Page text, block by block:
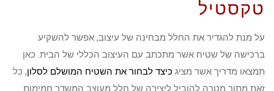
טקסטיל
על מנת להגדיר את החלל מבחינה של עיצוב, אפשר להשקיע
ברכישה של שטיח אשר מתכתב עם העיצוב הכללי של הבית. כאן
תמצאו מדריך אשר מציג כיצד לבחור את השטיח המושלם לסלון, כל
זאת מתוך מטרה להוביל ליצירה של חלל מעוצב המשדר חמימות